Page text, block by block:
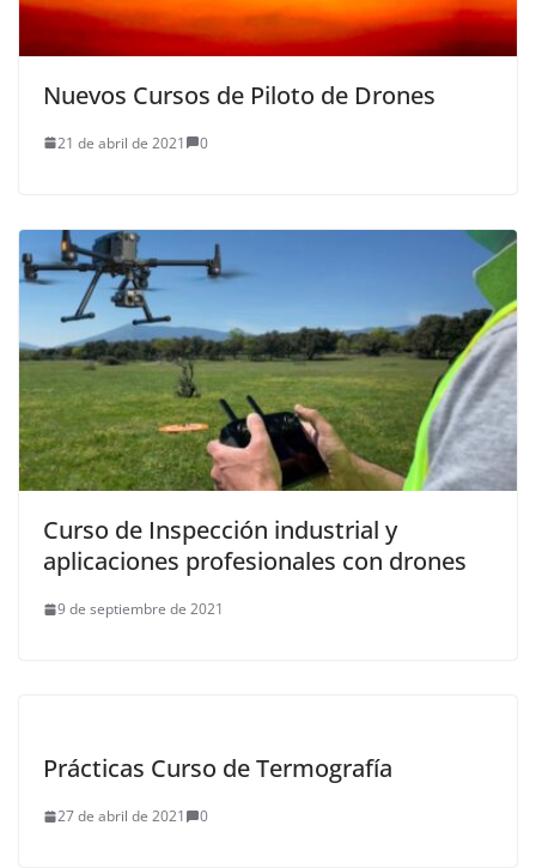
Nuevos Cursos de Piloto de Drones
21 de abril de 2021 0
Curso de Inspección industrial y
aplicaciones profesionales con drones
9 de septiembre de 2021
Prácticas Curso de Termografía
27 de abril de 2021 0